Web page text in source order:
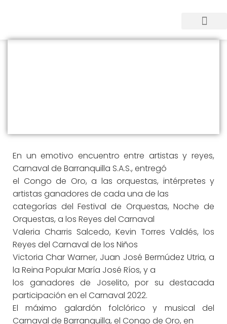
En un emotivo encuentro entre artistas y reyes,
Carnaval de Barranquilla S.A.S., entregó
el Congo de Oro, a las orquestas, intérpretes y
artistas ganadores de cada una de las
categorías del Festival de Orquestas, Noche de
Orquestas, a los Reyes del Carnaval
Valeria Charris Salcedo, Kevin Torres Valdés, los
Reyes del Carnaval de los Niños
Victoria Char Warner, Juan José Bermúdez Utria, a
la Reina Popular María José Ríos, y a
los ganadores de Joselito, por su destacada
participación en el Carnaval 2022.
El máximo galardón folclórico y musical del
Carnaval de Barranquilla, el Congo de Oro, en